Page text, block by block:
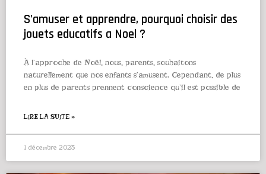
S’amuser et apprendre, pourquoi choisir des
jouets educatifs a Noel ?
À l’approche de Noël, nous, parents, souhaitons
naturellement que nos enfants s’amusent. Cependant, de plus
en plus de parents prennent conscience qu’il est possible de
LIRE LA SUITE »
1 décembre 2023